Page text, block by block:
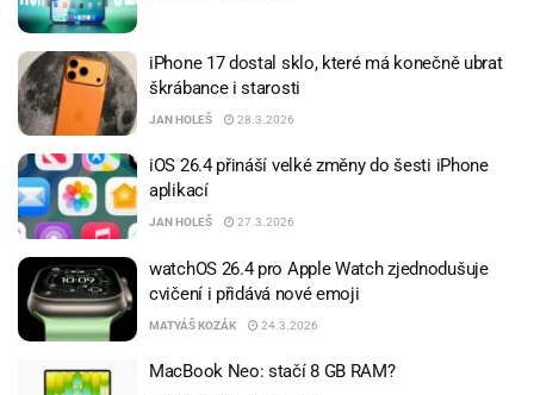
iPhone 17 dostal sklo, které má konečně ubrat
škrábance i starosti
JAN HOLEŠ 28.3.2026
iOS 26.4 přináší velké změny do šesti iPhone
aplikací
JAN HOLEŠ 27.3.2026
watchOS 26.4 pro Apple Watch zjednodušuje
cvičení i přidává nové emoji
MATYÁŠ KOZÁK 24.3.2026
MacBook Neo: stačí 8 GB RAM?